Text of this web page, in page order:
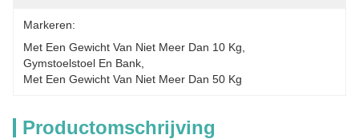
Markeren:
Met Een Gewicht Van Niet Meer Dan 10 Kg
Gymstoelstoel En Bank
Met Een Gewicht Van Niet Meer Dan 50 Kg
Productomschrijving